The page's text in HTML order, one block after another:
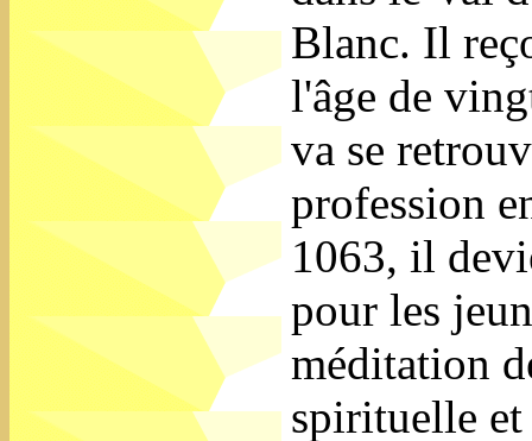
Blanc. Il
l'âge de
va se
profession
1063, il
pour les
méditation
spirituelle et